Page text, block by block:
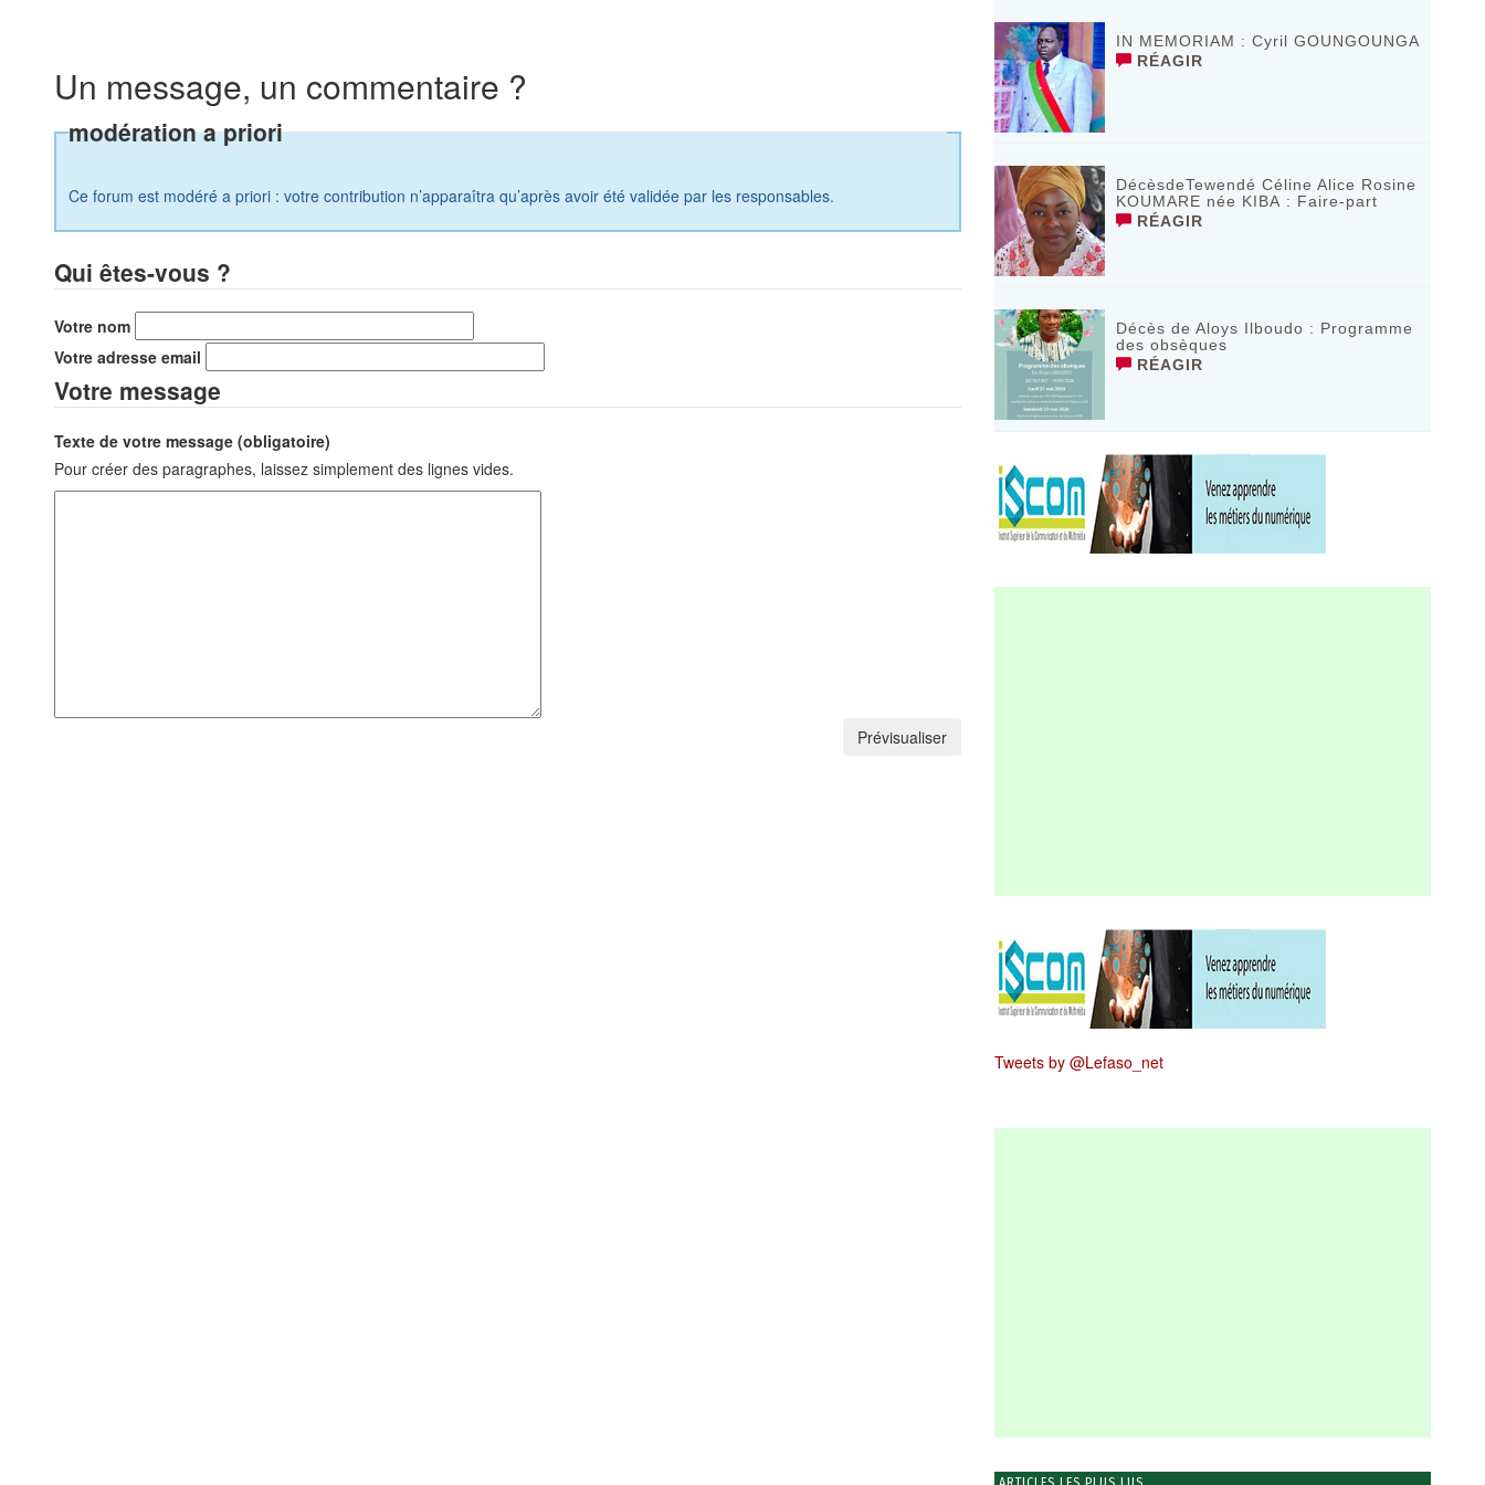
Un message, un commentaire ?
modération a priori
Ce forum est modéré a priori : votre contribution n’apparaîtra qu’après avoir été validée par les responsables.
Qui êtes-vous ?
Votre nom
Votre adresse email
Votre message
Texte de votre message (obligatoire)
Pour créer des paragraphes, laissez simplement des lignes vides.
IN MEMORIAM : Cyril GOUNGOUNGA
RÉAGIR
DécèsdeTewendé Céline Alice Rosine
KOUMARE née KIBA : Faire-part
RÉAGIR
Décès de Aloys Ilboudo : Programme
des obsèques
RÉAGIR
Tweets by @Lefaso_net